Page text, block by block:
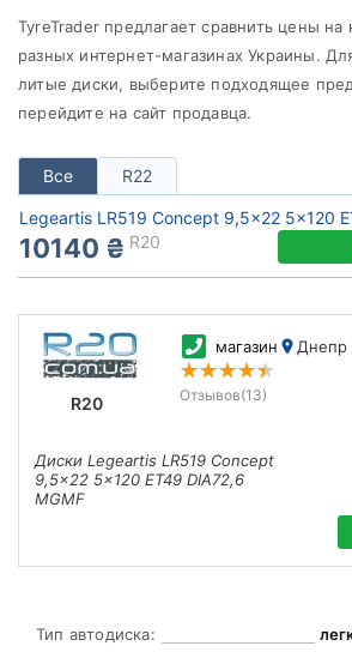
TyreTrader предлагает сравнить цены
разных интернет-магазинах Украины.
литые диски, выберите подходящее
перейдите на сайт продавца.
Все R22
Legeartis LR519 Concept 9,5x22 5x120
10140 ₴ R20
R20
магазин Днепр
Отзывов(13)
Диски Legeartis LR519 Concept
9,5x22 5x120 ET49 DIA72,6
MGMF
Тип автодиска:
от до
Все бренды
Тип диска
Сбросить